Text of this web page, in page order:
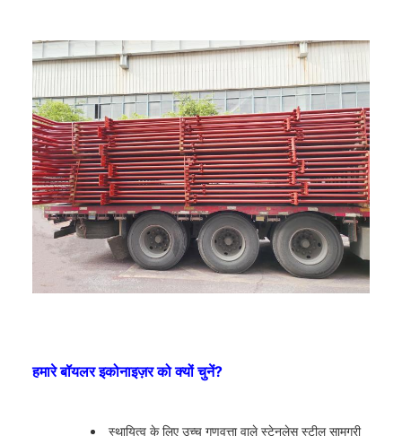
हमारे बॉयलर इकोनाइज़र को क्यों चुनें?
स्थायित्व के लिए उच्च गुणवत्ता वाले स्टेनलेस स्टील सामग्री